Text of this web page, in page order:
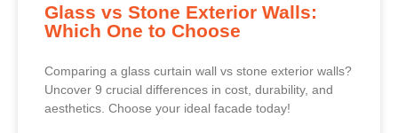
Glass vs Stone Exterior Walls:
Which One to Choose
Comparing a glass curtain wall vs stone exterior walls?
Uncover 9 crucial differences in cost, durability, and
aesthetics. Choose your ideal facade today!